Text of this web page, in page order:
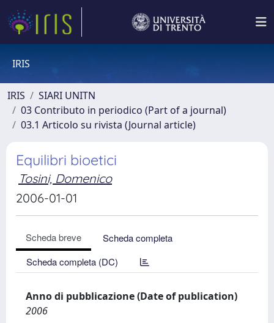
IRIS
IRIS
SIARI UNITN
03 Contributo in periodico (Part of a journal)
03.1 Articolo su rivista (Journal article)
Equilibri bioetici
Tosini, Domenico
2006-01-01
Scheda breve
Scheda completa
Scheda completa (DC)
Anno di pubblicazione (Date of publication)
2006